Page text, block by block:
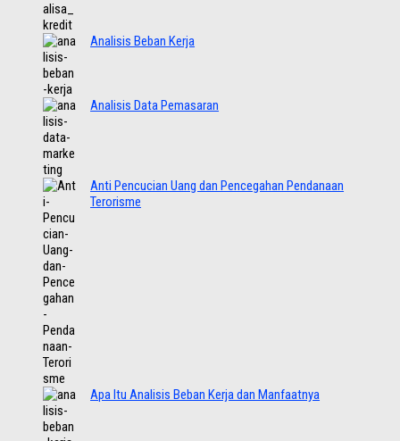
Analisis Beban Kerja
Analisis Data Pemasaran
Anti Pencucian Uang dan Pencegahan Pendanaan
Terorisme
Apa Itu Analisis Beban Kerja dan Manfaatnya